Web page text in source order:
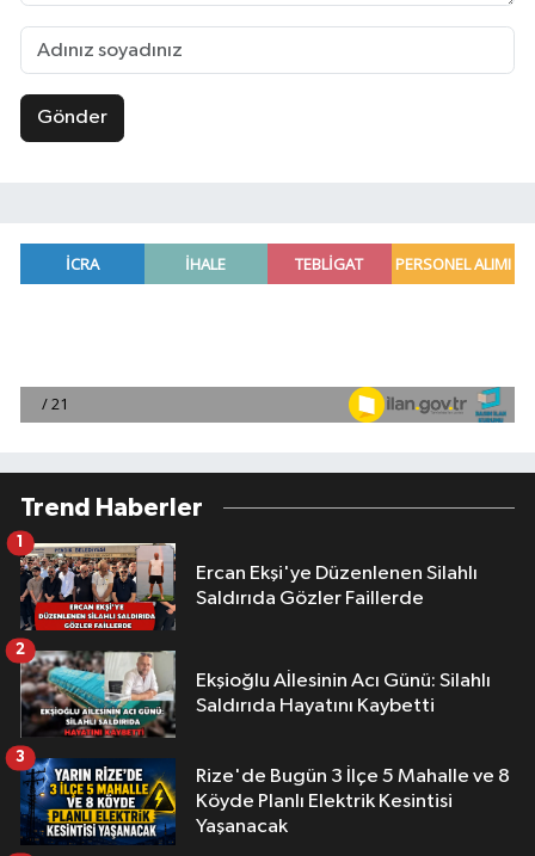
Gönder
Trend Haberler
Ercan Ekşi'ye Düzenlenen Silahlı
Saldırıda Gözler Faillerde
1
Ekşioğlu Aİlesinin Acı Günü: Silahlı
Saldırıda Hayatını Kaybetti
2
Rize'de Bugün 3 İlçe 5 Mahalle ve 8
Köyde Planlı Elektrik Kesintisi
Yaşanacak
3